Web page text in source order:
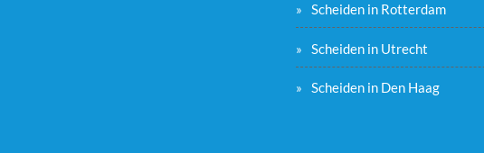
Scheiden in Rotterdam
Scheiden in Utrecht
Scheiden in Den Haag